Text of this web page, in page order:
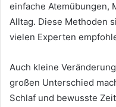
einfache Atemübungen,
Alltag. Diese Methoden
vielen Experten
Auch kleine
großen Unterschied
Schlaf und bewusste